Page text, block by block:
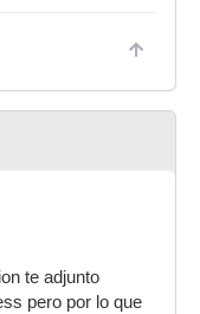
te adjunto
pero por lo que